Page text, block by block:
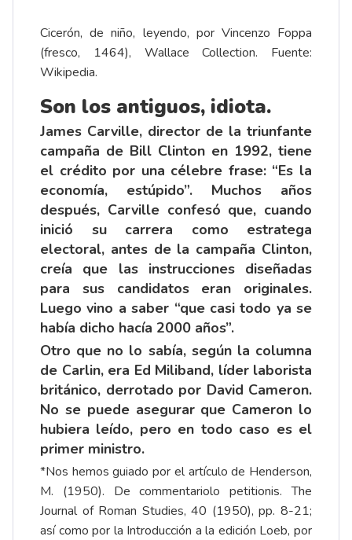
Cicerón, de niño, leyendo, por Vincenzo Foppa
(fresco, 1464), Wallace Collection. Fuente:
Wikipedia.
Son los antiguos, idiota.
James Carville, director de la triunfante
campaña de Bill Clinton en 1992, tiene
el crédito por una célebre frase: “Es la
economía, estúpido”. Muchos años
después, Carville confesó que, cuando
inició su carrera como estratega
electoral, antes de la campaña Clinton,
creía que las instrucciones diseñadas
para sus candidatos eran originales.
Luego vino a saber “que casi todo ya se
había dicho hacía 2000 años”.
Otro que no lo sabía, según la columna
de Carlin, era Ed Miliband, líder laborista
británico, derrotado por David Cameron.
No se puede asegurar que Cameron lo
hubiera leído, pero en todo caso es el
primer ministro.
*Nos hemos guiado por el artículo de Henderson,
M. (1950). De commentariolo petitionis. The
Journal of Roman Studies, 40 (1950), pp. 8-21;
así como por la Introducción a la edición Loeb, por